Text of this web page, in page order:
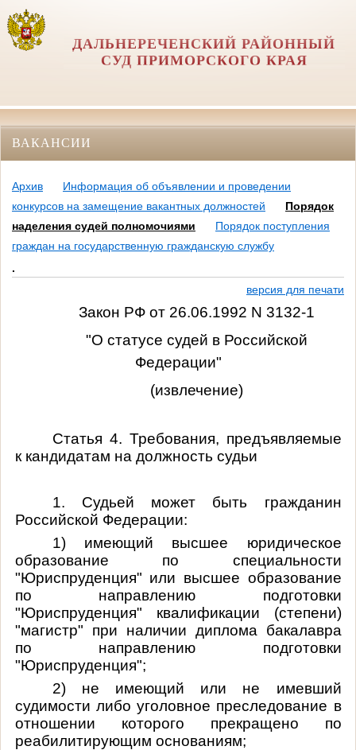
ДАЛЬНЕРЕЧЕНСКИЙ РАЙОННЫЙ
СУД ПРИМОРСКОГО КРАЯ
ВАКАНСИИ
Архив
Информация об объявлении и проведении
конкурсов на замещение вакантных должностей
Порядок
наделения судей полномочиями
Порядок поступления
граждан на государственную гражданскую службу
.
версия для печати
Закон РФ от 26.06.1992 N 3132-1
"О статусе судей в Российской
Федерации"
(извлечение)
Статья 4. Требования, предъявляемые
к кандидатам на должность судьи
1. Судьей может быть гражданин
Российской Федерации:
1) имеющий высшее юридическое
образование по специальности
"Юриспруденция" или высшее образование
по направлению подготовки
"Юриспруденция" квалификации (степени)
"магистр" при наличии диплома бакалавра
по направлению подготовки
"Юриспруденция";
2) не имеющий или не имевший
судимости либо уголовное преследование в
отношении которого прекращено по
реабилитирующим основаниям;